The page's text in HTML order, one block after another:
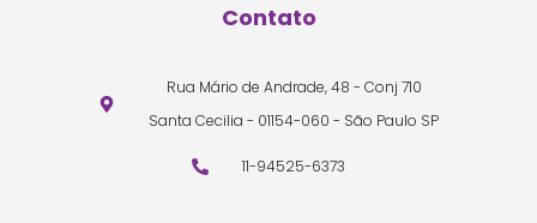
Contato
Rua Mário de Andrade, 48 - Conj 710
Santa Cecilia - 01154-060 - São Paulo SP
11-94525-6373